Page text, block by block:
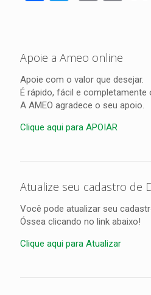
Apoie a Ameo online
Apoie com o valor que desejar.
É rápido, fácil e completamente
A AMEO agradece o seu apoio.
Clique aqui para APOIAR
Atualize seu cadastro de
Você pode atualizar seu
Óssea clicando no link abaixo!
Clique aqui para Atualizar